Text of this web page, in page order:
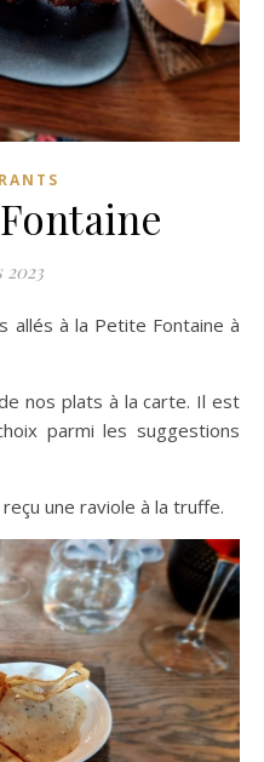
2023
nos plats à la carte. Il est
parmi les suggestions
une raviole à la truffe.